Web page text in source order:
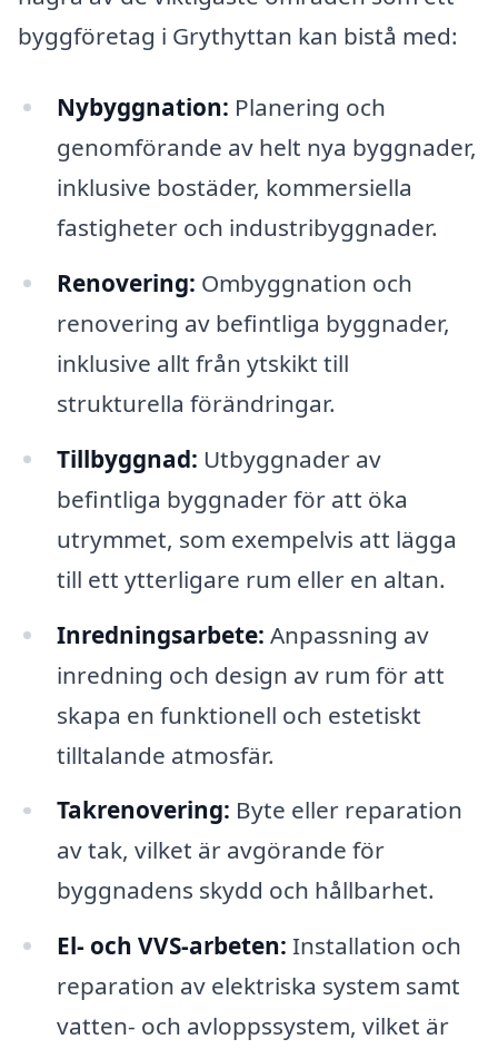
byggföretag i Grythyttan kan bistå med:
Nybyggnation: Planering och
genomförande av helt nya byggnader,
inklusive bostäder, kommersiella
fastigheter och industribyggnader.
Renovering: Ombyggnation och
renovering av befintliga byggnader,
inklusive allt från ytskikt till
strukturella förändringar.
Tillbyggnad: Utbyggnader av
befintliga byggnader för att öka
utrymmet, som exempelvis att lägga
till ett ytterligare rum eller en altan.
Inredningsarbete: Anpassning av
inredning och design av rum för att
skapa en funktionell och estetiskt
tilltalande atmosfär.
Takrenovering: Byte eller reparation
av tak, vilket är avgörande för
byggnadens skydd och hållbarhet.
El- och VVS-arbeten: Installation och
reparation av elektriska system samt
vatten- och avloppssystem, vilket är